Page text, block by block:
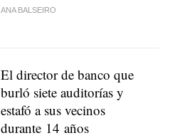
ANA BALSEIRO
El director de banco que
burló siete auditorías y
estafó a sus vecinos
durante 14 años